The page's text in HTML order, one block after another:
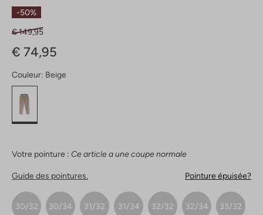
-50%
€ 149,95
€ 74,95
Couleur: Beige
Votre pointure : Ce article a une coupe normale
Guide des pointures. Pointure épuisée?
30/32 30/34 31/32 31/34 32/32 32/34 33/32